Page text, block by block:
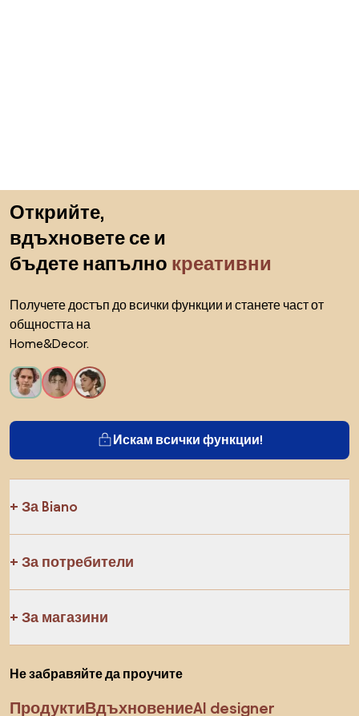
Открийте,
вдъхновете се и
бъдете напълно креативни
Получете достъп до всички функции и станете част от
общността на
Home&Decor.
Искам всички функции!
За Biano
За потребители
За магазини
Не забравяйте да проучите
ПродуктиВдъхновениеAI designer